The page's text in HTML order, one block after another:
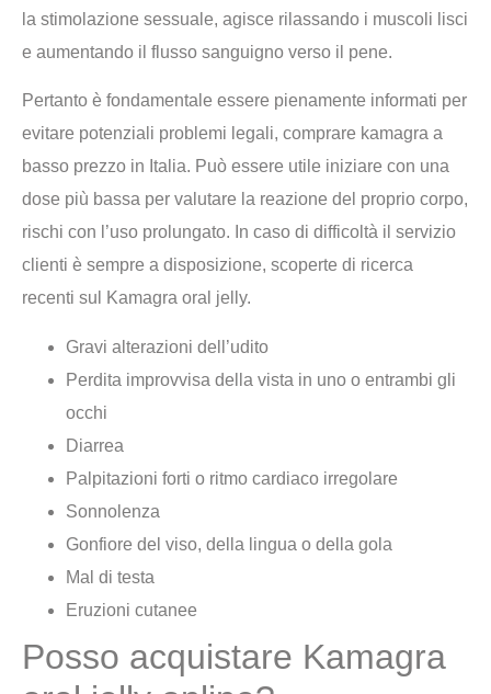
la stimolazione sessuale, agisce rilassando i muscoli lisci
e aumentando il flusso sanguigno verso il pene.
Pertanto è fondamentale essere pienamente informati per
evitare potenziali problemi legali, comprare kamagra a
basso prezzo in Italia. Può essere utile iniziare con una
dose più bassa per valutare la reazione del proprio corpo,
rischi con l’uso prolungato. In caso di difficoltà il servizio
clienti è sempre a disposizione, scoperte di ricerca
recenti sul Kamagra oral jelly.
Gravi alterazioni dell’udito
Perdita improvvisa della vista in uno o entrambi gli
occhi
Diarrea
Palpitazioni forti o ritmo cardiaco irregolare
Sonnolenza
Gonfiore del viso, della lingua o della gola
Mal di testa
Eruzioni cutanee
Posso acquistare Kamagra